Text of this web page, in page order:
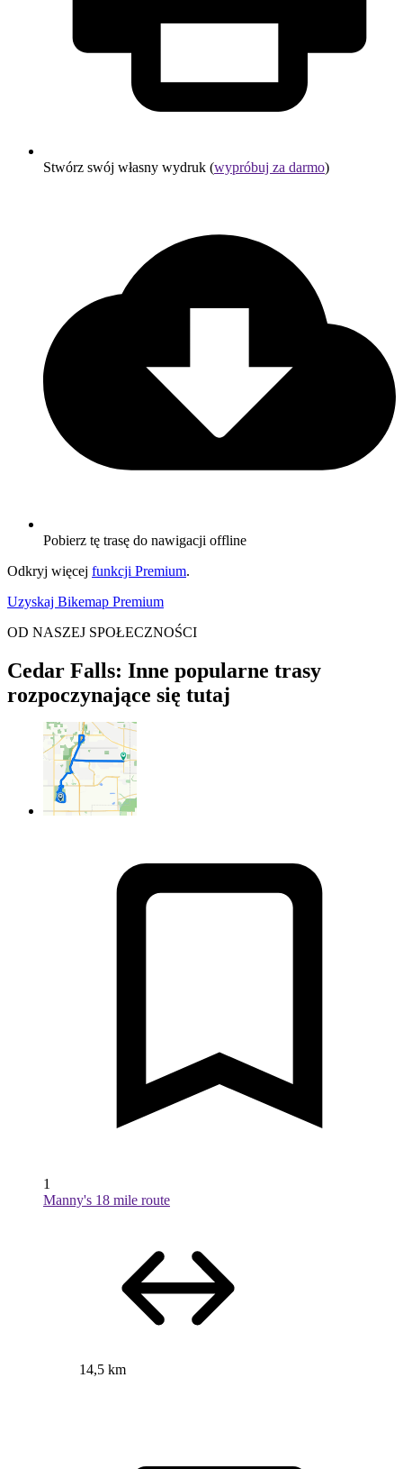
Stwórz swój własny wydruk (wypróbuj za darmo)
Pobierz tę trasę do nawigacji offline
Odkryj więcej funkcji Premium.
Uzyskaj Bikemap Premium
OD NASZEJ SPOŁECZNOŚCI
Cedar Falls: Inne popularne trasy
rozpoczynające się tutaj
1
Manny's 18 mile route
14,5 km